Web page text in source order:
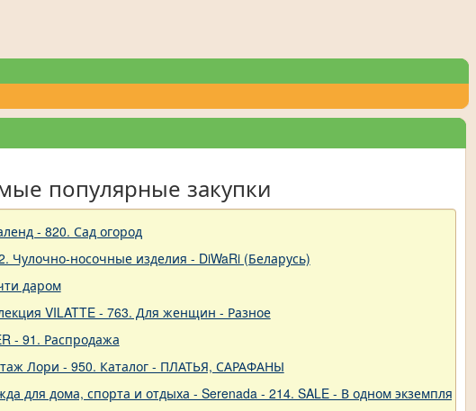
популярные закупки
- 820. Сад огород
Чулочно-носочные изделия - DiWaRi (Беларусь)
даром
VILATTE - 763. Для женщин - Разное
- 91. Распродажа
Лори - 950. Каталог - ПЛАТЬЯ, САРАФАНЫ
для дома, спорта и отдыха - Serenada - 214. SALE - В одном экземпляре!